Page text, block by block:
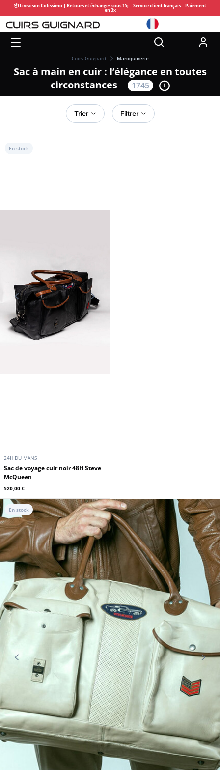
📦 Livraison Colissimo | Retours et échanges sous 15j | Service client français | Paiement
en 3x
Cuirs Guignard Maroquinerie
Sac à main en cuir : l’élégance en toutes
circonstances
1745
Trier Filtrer
24H DU MANS
Sac de voyage cuir noir 48H Steve
McQueen
520,00 €
En stock
En stock